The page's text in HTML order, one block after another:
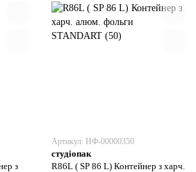
з
Артикул: НФ-00000350
студіопак
R86L ( SP 86 L) Контейнер з харч.